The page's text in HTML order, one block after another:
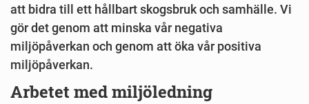
att bidra till ett hållbart skogsbruk och samhälle. Vi
gör det genom att minska vår negativa
miljöpåverkan och genom att öka vår positiva
miljöpåverkan.
Arbetet med miljöledning